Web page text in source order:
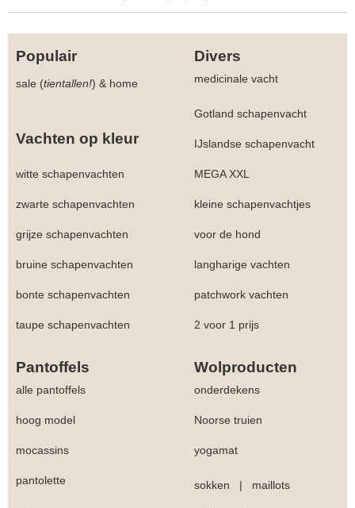
Populair Divers
sale (tientallen!) & home medicinale vacht
Gotland schapenvacht
Vachten op kleur IJslandse schapenvacht
witte schapenvachten MEGA XXL
zwarte schapenvachten kleine schapenvachtjes
grijze schapenvachten voor de hond
bruine schapenvachten langharige vachten
bonte schapenvachten patchwork vachten
taupe schapenvachten 2 voor 1 prijs
Pantoffels Wolproducten
alle pantoffels onderdekens
hoog model Noorse truien
mocassins yogamat
pantolette sokken | maillots